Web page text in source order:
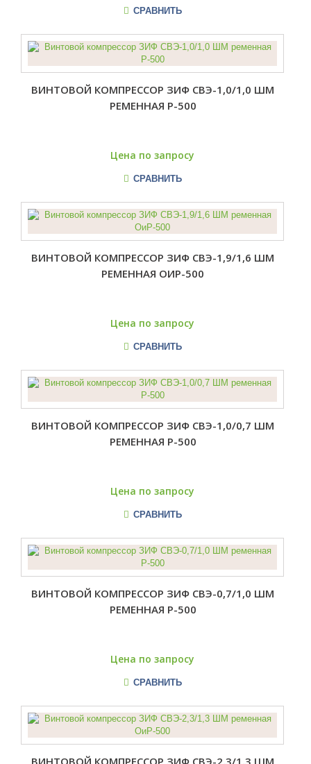
СРАВНИТЬ
ВИНТОВОЙ КОМПРЕССОР ЗИФ СВЭ-1,0/1,0 ШМ
РЕМЕННАЯ Р-500
Цена по запросу
СРАВНИТЬ
ВИНТОВОЙ КОМПРЕССОР ЗИФ СВЭ-1,9/1,6 ШМ
РЕМЕННАЯ ОИР-500
Цена по запросу
СРАВНИТЬ
ВИНТОВОЙ КОМПРЕССОР ЗИФ СВЭ-1,0/0,7 ШМ
РЕМЕННАЯ Р-500
Цена по запросу
СРАВНИТЬ
ВИНТОВОЙ КОМПРЕССОР ЗИФ СВЭ-0,7/1,0 ШМ
РЕМЕННАЯ Р-500
Цена по запросу
СРАВНИТЬ
ВИНТОВОЙ КОМПРЕССОР ЗИФ СВЭ-2,3/1,3 ШМ